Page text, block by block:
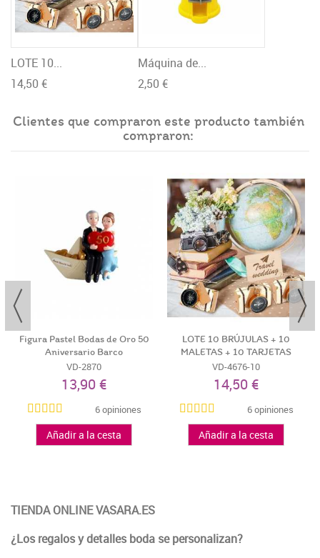
LOTE 10...
14,50 €
Máquina de...
2,50 €
Clientes que compraron este producto también
compraron:
Figura Pastel Bodas de Oro 50
Aniversario Barco
VD-2870
13,90 €
6 opiniones
Añadir a la cesta
LOTE 10 BRÚJULAS + 10
MALETAS + 10 TARJETAS
KRAFT AVIÓN -...
VD-4676-10
14,50 €
6 opiniones
Añadir a la cesta
TIENDA ONLINE VASARA.ES
¿Los regalos y detalles boda se personalizan?